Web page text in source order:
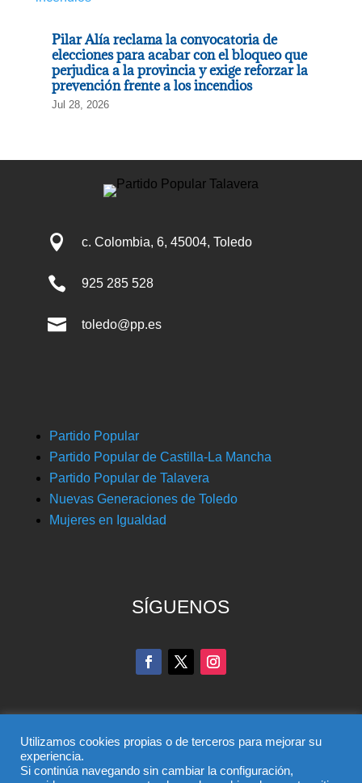
Pilar Alía reclama la convocatoria de
elecciones para acabar con el bloqueo que
perjudica a la provincia y exige reforzar la
prevención frente a los incendios
Jul 28, 2026
 c. Colombia, 6, 45004, Toledo
 925 285 528
 toledo@pp.es
Partido Popular
Partido Popular de Castilla-La Mancha
Partido Popular de Talavera
Nuevas Generaciones de Toledo
Mujeres en Igualdad
SÍGUENOS
© Partido Popular de Toledo – C/ Colombia, 6, 45004,
Utilizamos cookies propias o de terceros para mejorar su
experiencia.
Si continúa navegando sin cambiar la configuración,